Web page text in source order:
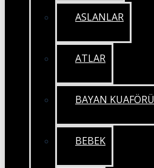
ASLANLAR
ATLAR
BAYAN KUAFÖRÜ
BEBEK